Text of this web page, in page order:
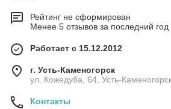
Рейтинг не сформирован
Менее 5 отзывов за последний год
Работает с 15.12.2012
г. Усть-Каменогорск
ул. Кожедуба, 64, Усть-
Контакты